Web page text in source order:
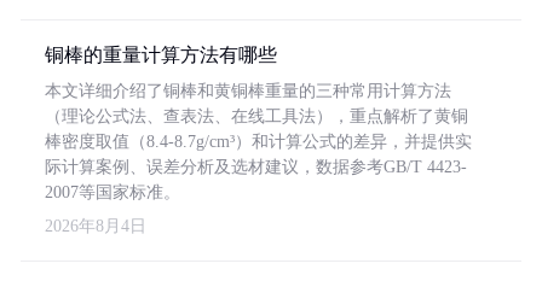
铜棒的重量计算方法有哪些
本文详细介绍了铜棒和黄铜棒重量的三种常用计算方法
（理论公式法、查表法、在线工具法），重点解析了黄铜
棒密度取值（8.4-8.7g/cm³）和计算公式的差异，并提供实
际计算案例、误差分析及选材建议，数据参考GB/T 4423-
2007等国家标准。
2026年8月4日